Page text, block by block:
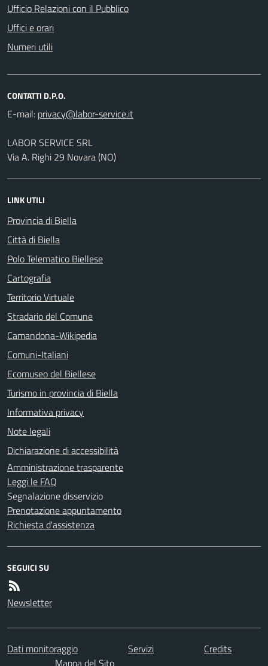
Ufficio Relazioni con il Pubblico
Uffici e orari
Numeri utili
CONTATTI D.P.O.
E-mail:
LABOR SERVICE SRL
Via A. Righi 29 Novara (NO)
LINK UTILI
Provincia di Biella
Città di Biella
Polo Telematico Biellese
Cartografia
Territorio Virtuale
Stradario del Comune
Camandona-Wikipedia
Comuni-Italiani
Ecomuseo del Biellese
Turismo in provincia di Biella
Informativa privacy
Note legali
Dichiarazione di accessibilità
Amministrazione trasparente
Leggi le FAQ
Segnalazione disservizio
Prenotazione appuntamento
Richiesta d'assistenza
SEGUICI SU
Newsletter
Dati monitoraggio Servizi
Credits
Mappa del Sito